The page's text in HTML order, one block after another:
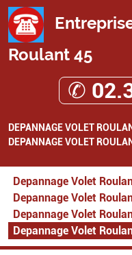
Roulant 45
✆
DEPANNAGE VOLET
DEPANNAGE VOLET
Depannage Volet
Depannage Volet
Depannage Volet
Depannage Volet